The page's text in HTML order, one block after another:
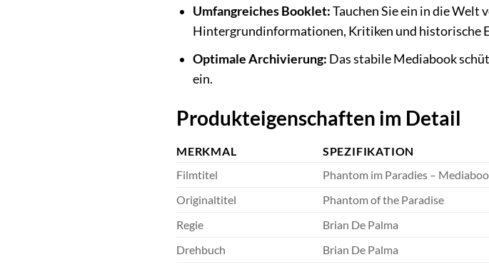
Umfangreiches Booklet:Tauchen Sie ein in die Welt
Hintergrundinformationen, Kritiken und historische
Optimale Archivierung: Das stabile Mediabook
ein.
Produkteigenschaften im Detail
MERKMAL
SPEZIFIKATION
Filmtitel
Phantom im Paradies –
Originaltitel
Phantom of the Paradise
Regie
Brian De Palma
Drehbuch
Brian De Palma